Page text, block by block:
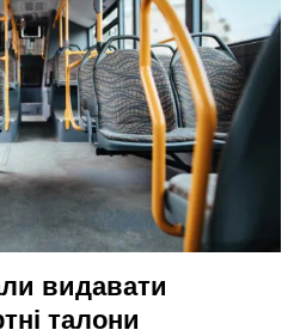
видавати
талони